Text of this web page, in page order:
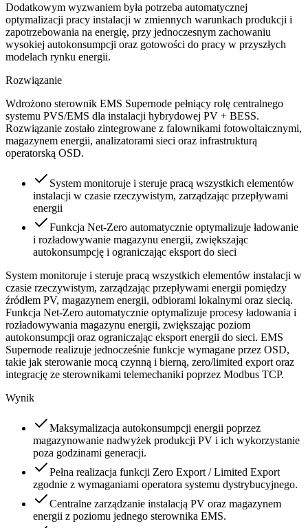
Dodatkowym wyzwaniem była potrzeba automatycznej
optymalizacji pracy instalacji w zmiennych warunkach produkcji i
zapotrzebowania na energię, przy jednoczesnym zachowaniu
wysokiej autokonsumpcji oraz gotowości do pracy w przyszłych
modelach rynku energii.
Rozwiązanie
Wdrożono sterownik EMS Supernode pełniący rolę centralnego
systemu PVS/EMS dla instalacji hybrydowej PV + BESS.
Rozwiązanie zostało zintegrowane z falownikami fotowoltaicznymi,
magazynem energii, analizatorami sieci oraz infrastrukturą
operatorską OSD.
System monitoruje i steruje pracą wszystkich elementów
instalacji w czasie rzeczywistym, zarządzając przepływami
energii
Funkcja Net-Zero automatycznie optymalizuje ładowanie
i rozładowywanie magazynu energii, zwiększając
autokonsumpcję i ograniczając eksport do sieci
System monitoruje i steruje pracą wszystkich elementów instalacji w
czasie rzeczywistym, zarządzając przepływami energii pomiędzy
źródłem PV, magazynem energii, odbiorami lokalnymi oraz siecią.
Funkcja Net-Zero automatycznie optymalizuje procesy ładowania i
rozładowywania magazynu energii, zwiększając poziom
autokonsumpcji oraz ograniczając eksport energii do sieci. EMS
Supernode realizuje jednocześnie funkcje wymagane przez OSD,
takie jak sterowanie mocą czynną i bierną, zero/limited export oraz
integrację ze sterownikami telemechaniki poprzez Modbus TCP.
Wynik
Maksymalizacja autokonsumpcji energii poprzez
magazynowanie nadwyżek produkcji PV i ich wykorzystanie
poza godzinami generacji.
Pełna realizacja funkcji Zero Export / Limited Export
zgodnie z wymaganiami operatora systemu dystrybucyjnego.
Centralne zarządzanie instalacją PV oraz magazynem
energii z poziomu jednego sterownika EMS.